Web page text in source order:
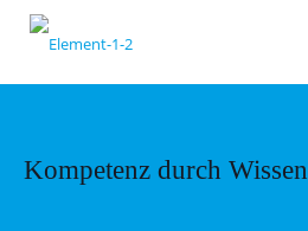
Kompetenz durch Wissen